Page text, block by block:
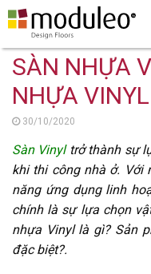
SÀN NHỰA
NHỰA
30/10/2020
Sàn Vinyl trở thành sự
khi thi công nhà ở. Với
năng ứng dụng linh
chính là sự lựa chọn
nhựa Vinyl là gì? Sản
đặc biệt?.